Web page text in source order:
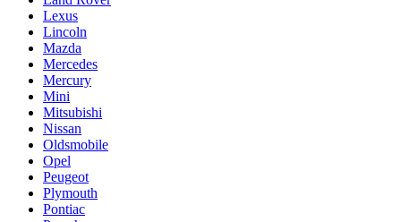
Lexus
Lincoln
Mazda
Mercedes
Mercury
Mini
Mitsubishi
Nissan
Oldsmobile
Opel
Peugeot
Plymouth
Pontiac